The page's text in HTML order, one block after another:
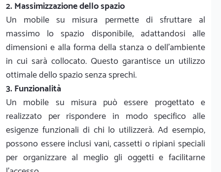
2. Massimizzazione dello spazio
Un mobile su misura permette di sfruttare al
massimo lo spazio disponibile, adattandosi alle
dimensioni e alla forma della stanza o dell'ambiente
in cui sarà collocato. Questo garantisce un utilizzo
ottimale dello spazio senza sprechi.
3. Funzionalità
Un mobile su misura può essere progettato e
realizzato per rispondere in modo specifico alle
esigenze funzionali di chi lo utilizzerà. Ad esempio,
possono essere inclusi vani, cassetti o ripiani speciali
per organizzare al meglio gli oggetti e facilitarne